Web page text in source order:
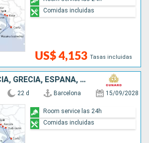
US$ 4,153 Tasas incluidas
Comidas incluidas
FRANCIA, CROACIA, GRECIA, ESPAÑA, MALTA, ITALIA
22 d Barcelona 15/09/2028
Room service las 24h
Comidas incluidas